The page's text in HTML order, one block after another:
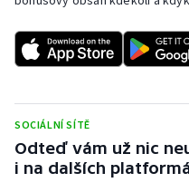
Vodní slalom
Volejbal
Ostatní
SOCIÁLNÍ SÍTĚ
Odteď vám už nic
i na dalších